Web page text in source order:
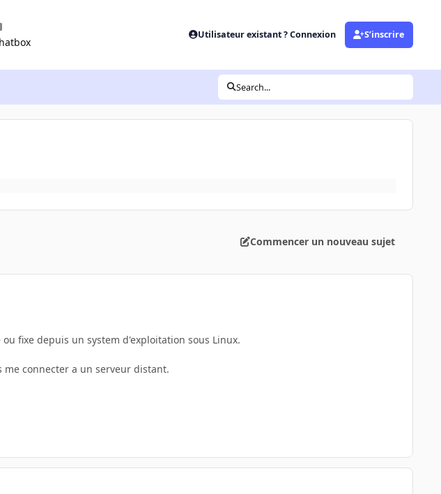
Utilisateur existant ? Connexion S’inscrire
Search...
Commencer un nouveau sujet
fixe depuis un system d'exploitation sous Linux.
me connecter a un serveur distant.